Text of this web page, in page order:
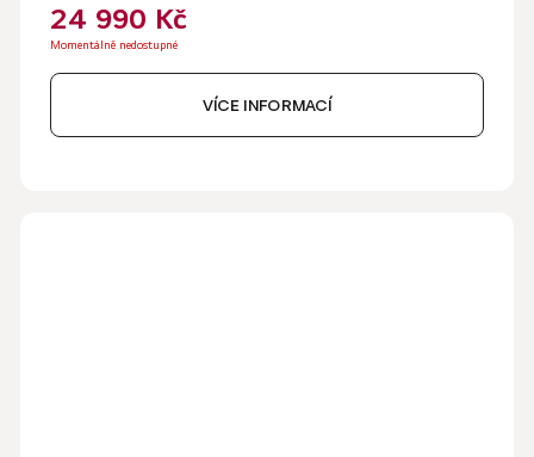
24 990 Kč
Momentálně nedostupné
VÍCE INFORMACÍ